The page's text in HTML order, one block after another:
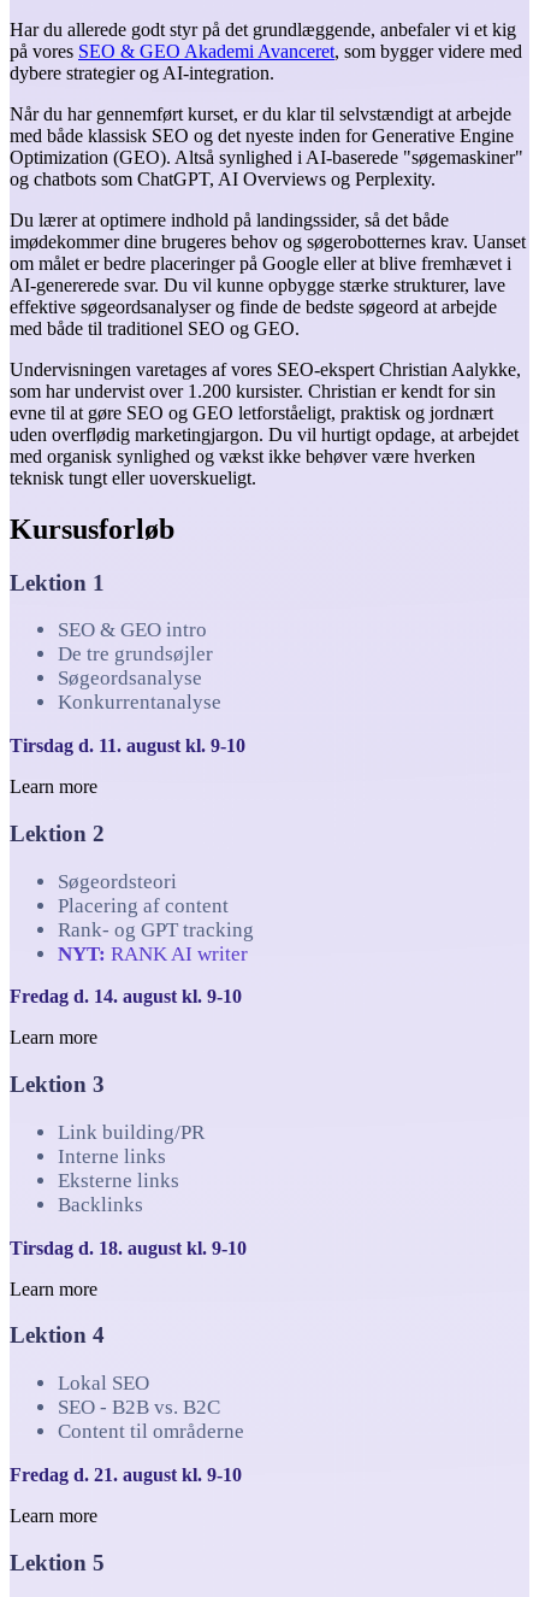
Har du allerede godt styr på det grundlæggende, anbefaler vi et kig
på vores SEO & GEO Akademi Avanceret, som bygger videre med
dybere strategier og AI-integration.
Når du har gennemført kurset, er du klar til selvstændigt at arbejde
med både klassisk SEO og det nyeste inden for Generative Engine
Optimization (GEO). Altså synlighed i AI-baserede "søgemaskiner"
og chatbots som ChatGPT, AI Overviews og Perplexity.
Du lærer at optimere indhold på landingssider, så det både
imødekommer dine brugeres behov og søgerobotternes krav. Uanset
om målet er bedre placeringer på Google eller at blive fremhævet i
AI-genererede svar. Du vil kunne opbygge stærke strukturer, lave
effektive søgeordsanalyser og finde de bedste søgeord at arbejde
med både til traditionel SEO og GEO.
Undervisningen varetages af vores SEO-ekspert Christian Aalykke,
som har undervist over 1.200 kursister. Christian er kendt for sin
evne til at gøre SEO og GEO letforståeligt, praktisk og jordnært
uden overflødig marketingjargon. Du vil hurtigt opdage, at arbejdet
med organisk synlighed og vækst ikke behøver være hverken
teknisk tungt eller uoverskueligt.
Kursusforløb
Lektion 1
SEO & GEO intro
De tre grundsøjler
Søgeordsanalyse
Konkurrentanalyse
Tirsdag d. 11. august kl. 9-10
Learn more
Lektion 2
Søgeordsteori
Placering af content
Rank- og GPT tracking
NYT: RANK AI writer
Fredag d. 14. august kl. 9-10
Learn more
Lektion 3
Link building/PR
Interne links
Eksterne links
Backlinks
Tirsdag d. 18. august kl. 9-10
Learn more
Lektion 4
Lokal SEO
SEO - B2B vs. B2C
Content til områderne
Fredag d. 21. august kl. 9-10
Learn more
Lektion 5